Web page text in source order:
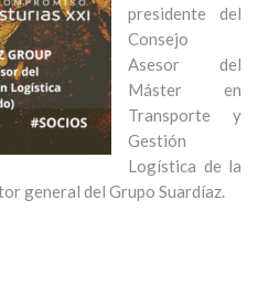
presidente del
Consejo
Asesor del
Máster en
Transporte y
Gestión
Logística de la
general del Grupo Suardíaz.